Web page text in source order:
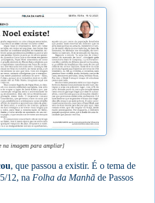
na imagem para ampliar]
, que passou a existir. É o tema de
12, na Folha da Manhã de Passos